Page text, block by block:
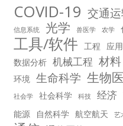
COVID-19 交通
信息系统 光学 兽医学 农学
工具/软件 工程 应
数据分析 机械工程 材料
环境 生命科学 生物
社会学 社会科学 科技 经济
能源
自然科学 航空航天 艺